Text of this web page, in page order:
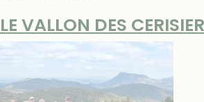
LE VALLON DES